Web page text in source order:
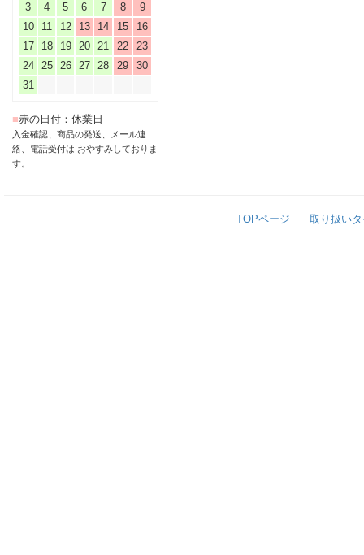
3
4 5 6 7 8
9
10
11 12 13 14 15
16
17
18 19 20 21 22
23
24
25 26 27 28 29
30
31
■赤の日付：休業日
入金確認、商品の発送、メール連
絡、電話受付は おやすみしておりま
す。
TOPページ 取り扱い